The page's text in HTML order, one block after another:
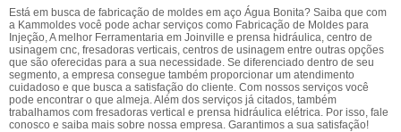
Está em busca de fabricação de moldes em aço Água Bonita? Saiba que com
a Kammoldes você pode achar serviços como Fabricação de Moldes para
Injeção, A melhor Ferramentaria em Joinville e prensa hidráulica, centro de
usinagem cnc, fresadoras verticais, centros de usinagem entre outras opções
que são oferecidas para a sua necessidade. Se diferenciado dentro de seu
segmento, a empresa consegue também proporcionar um atendimento
cuidadoso e que busca a satisfação do cliente. Com nossos serviços você
pode encontrar o que almeja. Além dos serviços já citados, também
trabalhamos com fresadoras vertical e prensa hidráulica elétrica. Por isso, fale
conosco e saiba mais sobre nossa empresa. Garantimos a sua satisfação!